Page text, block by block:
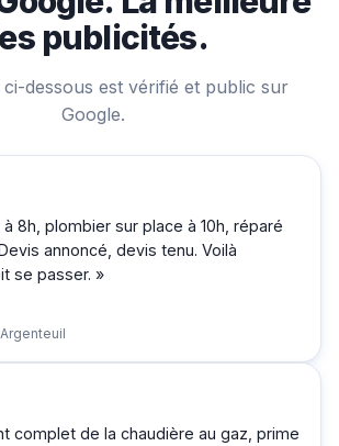
publicités.
ci-dessous est vérifié et public sur
Google.
8h, plombier sur place à 10h, réparé
annoncé, devis tenu. Voilà
se passer. »
complet de la chaudière au gaz, prime